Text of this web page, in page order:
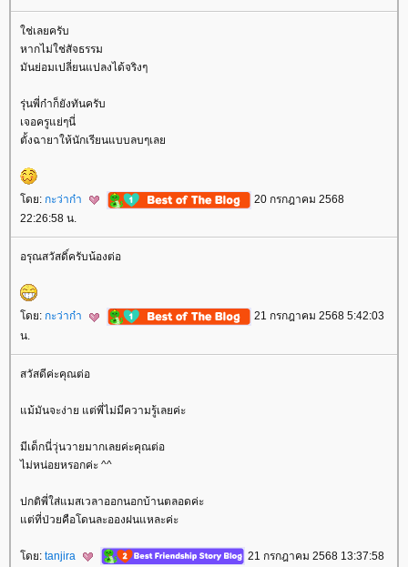
ช่เลยครับ
หากไม่ใช่สัจธรรม
มันย่อมเปลี่ยนแปลงได้จริงๆ
รุ่นพี่ก๋าก็ยังทันครับ
เจอครูแย่ๆนี่
ตั้งฉายาให้นักเรียนแบบลบๆเล
ดย: กะว่าก๋า
20 กรกฎาคม 2568
22:26:58 น.
อรุณสวัสดิ์ครับน้องต่อ
ดย: กะว่าก๋า
21 กรกฎาคม 2568 5:42:03
น.
สวัสดีค่ะคุณต่อ
ม้มันจะง่าย แต่พี่ไม่มีความรู้เลยค่ะ
มีเด็กนี่วุ่นวายมากเลยค่ะคุณต่อ
ไม่หน่อยหรอกค่ะ ^^
ปกติพี่ใส่แมสเวลาออกนอกบ้านตลอดค่ะ
ต่ที่ป่วยคือโดนละอองฝนแหละค่ะ
ดย: tanjira
21 กรกฎาคม 2568 13:37:58